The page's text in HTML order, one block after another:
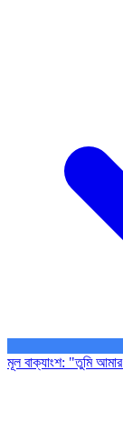
মূল বাক্যাংশ: "তুমি